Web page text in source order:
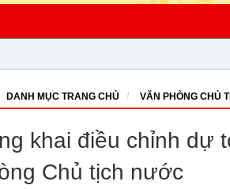
DANH MỤC TRANG CHỦ VĂN PHÒNG CHỦ
khai điều chỉnh dự
Chủ tịch nước